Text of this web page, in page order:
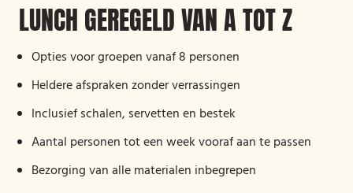
LUNCH GEREGELD VAN A TOT Z
Opties voor groepen vanaf 8 personen
Heldere afspraken zonder verrassingen
Inclusief schalen, servetten en bestek
Aantal personen tot een week vooraf aan te passen
Bezorging van alle materialen inbegrepen